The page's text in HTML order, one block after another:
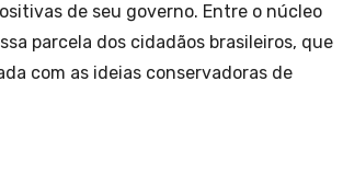
de seu governo. Entre o núcleo
parcela dos cidadãos brasileiros, que
com as ideias conservadoras de